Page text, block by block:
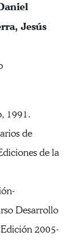
Jesús
1991.
de
de la
Desarrollo
2005-